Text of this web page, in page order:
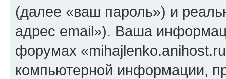
(далее «ваш пароль») и
адрес email»). Ваша
форумах
компьютерной информации,